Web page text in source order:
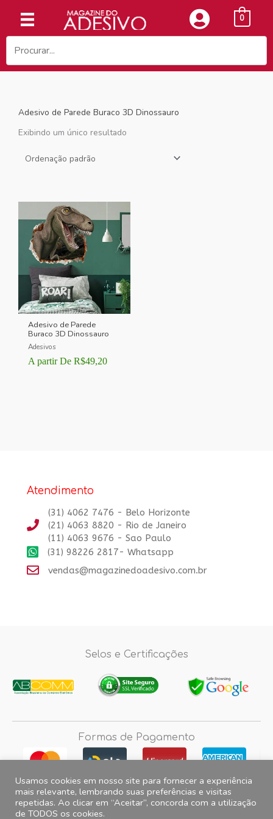
conteúdo
0
Adesivo de Parede Buraco 3D Dinossauro
Exibindo um único resultado
Adesivo de Parede
Buraco 3D Dinossauro
Adesivos
A partir De R$49,20
Atendimento
(31) 4062 7476 - Belo Horizonte
(21) 4063 8820 - Rio de Janeiro
(11) 4063 9676 - Sao Paulo
(31) 98226 2817- Whatsapp
vendas@magazinedoadesivo.com.br
Selos e Certificações
Formas de Pagamento
Fotos e imagens meramente ilustrativas, 2012© 2026 Magazine do
Usamos cookies em nosso site para fornecer a experiência
mais relevante, lembrando suas preferências e visitas
repetidas. Ao clicar em “Aceitar”, concorda com a utilização
de TODOS os cookies.